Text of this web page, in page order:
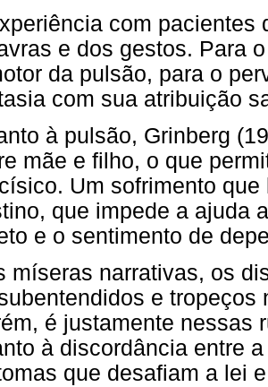
com pacientes
e dos gestos. Para
da pulsão, para o
com sua atribuição
à pulsão, Grinberg
mãe e filho, o que
Um sofrimento
que impede a ajuda
e o sentimento de
míseras narrativas, os
e
é justamente nessas
à discordância entre
que desafiam a lei